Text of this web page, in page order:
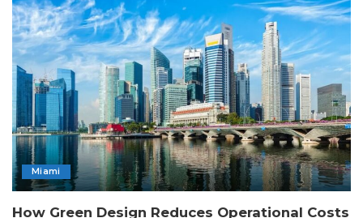
Miami
How Green Design Reduces Operational Costs